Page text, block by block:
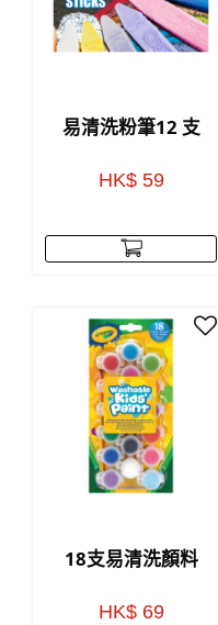
易清洗粉筆12 支
HK$ 59
18支易清洗顏料
HK$ 69